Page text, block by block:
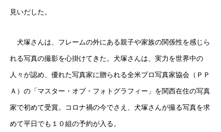
見いだした。
犬塚さんは、フレームの外にある親子や家族の関係性を感じら
れる写真の撮影を心掛けてきた。犬塚さんは、実力を世界中の
人々が認め、優れた写真家に贈られる全米プロ写真家協会（ＰＰ
Ａ）の「マスター・オブ・フォトグラフィー」を関西在住の写真
家で初めて受賞。コロナ禍の今でさえ、犬塚さんが撮る写真を求
めて平日でも１０組の予約が入る。